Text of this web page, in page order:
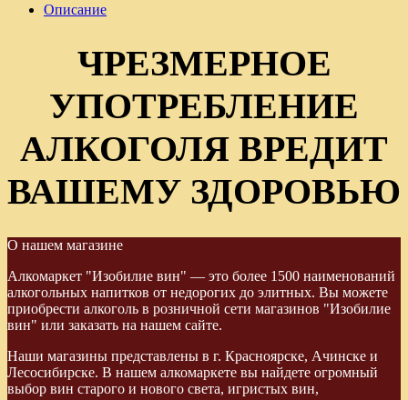
Описание
ЧРЕЗМЕРНОЕ
УПОТРЕБЛЕНИЕ
АЛКОГОЛЯ ВРЕДИТ
ВАШЕМУ ЗДОРОВЬЮ
О нашем магазине
Алкомаркет "Изобилие вин" — это более 1500 наименований
алкогольных напитков от недорогих до элитных. Вы можете
приобрести алкоголь в розничной сети магазинов "Изобилие
вин" или заказать на нашем сайте.
Наши магазины представлены в г. Красноярске, Ачинске и
Лесосибирске. В нашем алкомаркете вы найдете огромный
выбор вин старого и нового света, игристых вин,